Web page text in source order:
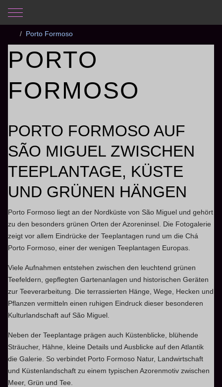
Mobile Menu Toggle
Aktuelle Seite:
Porto Formoso
PORTO
FORMOSO
PORTO FORMOSO AUF
SÃO MIGUEL ZWISCHEN
TEEPLANTAGE, KÜSTE
UND GRÜNEN HÄNGEN
Porto Formoso liegt an der Nordküste von São Miguel und gehört
zu den besonders grünen Orten der Azoreninsel. Die Fotogalerie
zeigt vor allem Eindrücke der Teeplantagen rund um die Chá
Porto Formoso, einer der wenigen Teeplantagen Europas.
Viele Aufnahmen entstehen zwischen den leuchtend grünen
Teefeldern, gepflegten Gartenanlagen und historischen Geräten
zur Teeverarbeitung. Die terrassierten Hänge, Wege, Hecken und
Pflanzen vermitteln einen ruhigen Eindruck dieser besonderen
Kulturlandschaft auf São Miguel.
Neben der Teeplantage prägen auch Küstenblicke, blühende
Sträucher, Hähne, kleine Details und Ausblicke auf den Atlantik
die Galerie. So verbindet Porto Formoso Natur, Landwirtschaft
und Küstenlandschaft zu einem typischen Azorenmotiv zwischen
Meer, Grün und Tee.